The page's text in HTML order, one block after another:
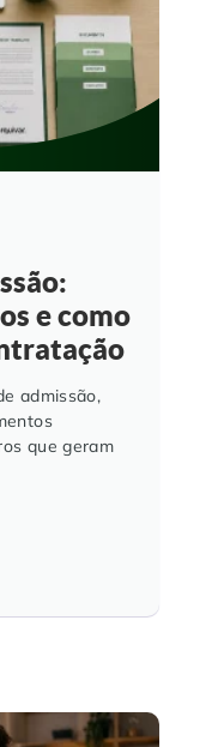
e como
admissão,
que geram